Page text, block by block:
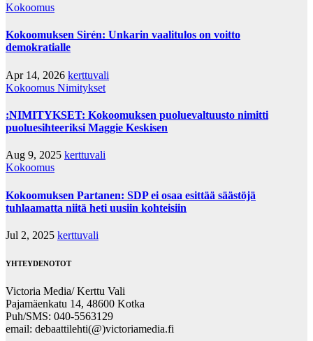
Kokoomus
Kokoomuksen Sirén: Unkarin vaalitulos on voitto
demokratialle
Apr 14, 2026 kerttuvali
Kokoomus Nimitykset
:NIMITYKSET: Kokoomuksen puoluevaltuusto nimitti
puoluesihteeriksi Maggie Keskisen
Aug 9, 2025 kerttuvali
Kokoomus
Kokoomuksen Partanen: SDP ei osaa esittää säästöjä
tuhlaamatta niitä heti uusiin kohteisiin
Jul 2, 2025 kerttuvali
YHTEYDENOTOT
Victoria Media/ Kerttu Vali
Pajamäenkatu 14, 48600 Kotka
Puh/SMS: 040-5563129
email: debaattilehti(@)victoriamedia.fi